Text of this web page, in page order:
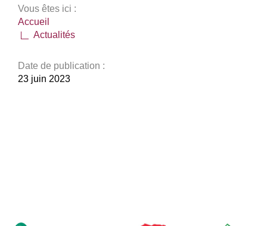
Vous êtes ici :
Accueil
Actualités
Date de publication :
23 juin 2023